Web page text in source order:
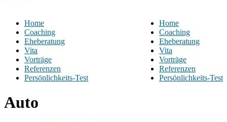
Home
Coaching
Eheberatung
Vita
Vorträge
Referenzen
Persönlichkeits-Test
Home
Coaching
Eheberatung
Vita
Vorträge
Referenzen
Persönlichkeits-Test
Auto